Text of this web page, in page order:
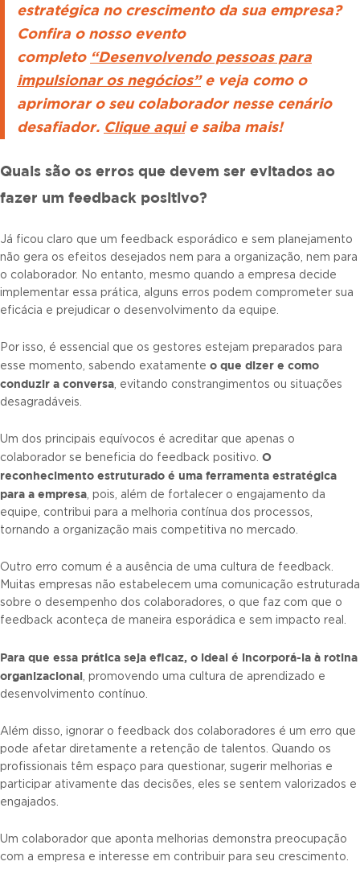
estratégica no crescimento da sua empresa?
Confira o nosso evento
completo “Desenvolvendo pessoas para
impulsionar os negócios”e veja como o
aprimorar o seu colaborador nesse cenário
desafiador. Clique aquie saiba mais!
Quais são os erros que devem ser evitados ao
fazer um feedback positivo?
Já ficou claro que um feedback esporádico e sem planejamento
não gera os efeitos desejados nem para a organização, nem para
o colaborador. No entanto, mesmo quando a empresa decide
implementar essa prática, alguns erros podem comprometer sua
eficácia e prejudicar o desenvolvimento da equipe.
Por isso, é essencial que os gestores estejam preparados para
esse momento, sabendo exatamente o que dizer e como
conduzir a conversa , evitando constrangimentos ou situações
desagradáveis.
Um dos principais equívocos é acreditar que apenas o
colaborador se beneficia do feedback positivo. O
reconhecimento estruturado é uma ferramenta estratégica
para a empresa , pois, além de fortalecer o engajamento da
equipe, contribui para a melhoria contínua dos processos,
tornando a organização mais competitiva no mercado.
Outro erro comum é a ausência de uma cultura de feedback.
Muitas empresas não estabelecem uma comunicação estruturada
sobre o desempenho dos colaboradores, o que faz com que o
feedback aconteça de maneira esporádica e sem impacto real.
Para que essa prática seja eficaz, o ideal é incorporá-la à rotina
organizacional , promovendo uma cultura de aprendizado e
desenvolvimento contínuo.
Além disso, ignorar o feedback dos colaboradores é um erro que
pode afetar diretamente a retenção de talentos. Quando os
profissionais têm espaço para questionar, sugerir melhorias e
participar ativamente das decisões, eles se sentem valorizados e
engajados.
Um colaborador que aponta melhorias demonstra preocupação
com a empresa e interesse em contribuir para seu crescimento.